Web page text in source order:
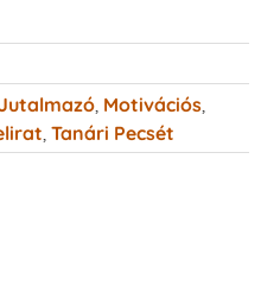
Motivációs
Tanári Pecsét